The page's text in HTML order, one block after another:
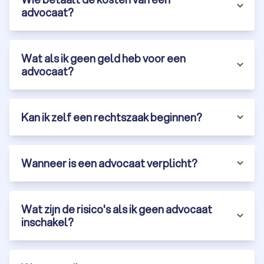
Faillisementadvocaat
is het verstandig om eenfaillissementadvocaat
schakelen. De advocaat helpt je bij het vinden van een
geeft onder meer juridisch advies, onderhandelt met de
wijze lijkt. Sterker nog, alleen een advocaat kan een verzoek
tot faillissement indienen.
Een consument heeft rechten bij het lenen van geld, kopen
van producten of afnemen van diensten. Wanneer je te maken
krijgt met misleidende of agressieve verkooptechnieken, mag
je de aankoop annuleren. Helaas houden sommige bedrijven
hier zich niet aan. In dit geval kun je een
advocaat?
Wat als ik geen geld heb voor een
advocaat?
Kan ik zelf een rechtszaak beginnen?
Wanneer is een advocaat verplicht?
Wat zijn de risico's als ik geen advocaat
inschakel?